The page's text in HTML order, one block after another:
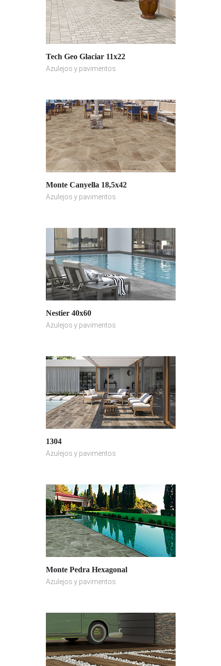
Tech Geo Glaciar 11x22
Azulejos y pavimentos
Monte Canyella 18,5x42
Azulejos y pavimentos
Nestier 40x60
Azulejos y pavimentos
1304
Azulejos y pavimentos
Monte Pedra Hexagonal
Azulejos y pavimentos